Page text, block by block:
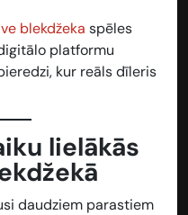
blekdžeka spēles
platformu
kur reāls dīleris
lielākās
daudziem parastiem